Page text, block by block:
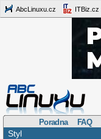
AbcLinuxu.cz ITBiz.cz
Poradna FAQ
Styl